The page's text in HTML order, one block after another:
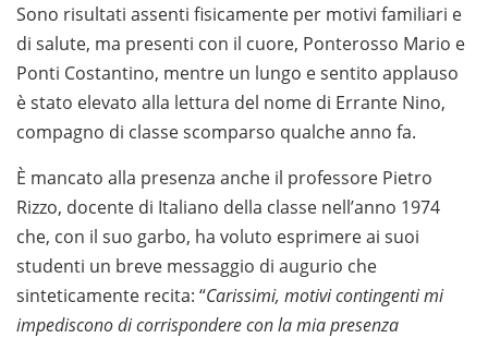
Sono risultati assenti fisicamente per motivi familiari e
di salute, ma presenti con il cuore, Ponterosso Mario e
Ponti Costantino, mentre un lungo e sentito applauso
è stato elevato alla lettura del nome di Errante Nino,
compagno di classe scomparso qualche anno fa.
È mancato alla presenza anche il professore Pietro
Rizzo, docente di Italiano della classe nell’anno 1974
che, con il suo garbo, ha voluto esprimere ai suoi
studenti un breve messaggio di augurio che
sinteticamente recita: “Carissimi, motivi contingenti mi
impediscono di corrispondere con la mia presenza